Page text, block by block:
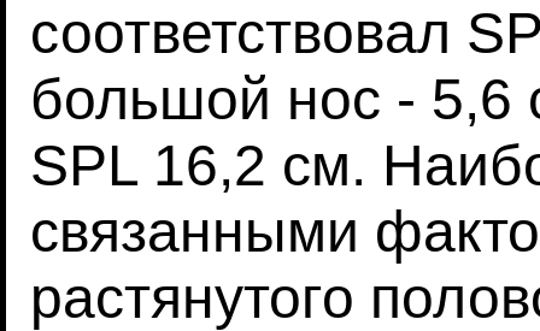
соответствовал
большой нос - 5,6
SPL 16,2 см.
связанными
растянутого